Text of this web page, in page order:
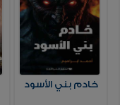
خادم بني الأسود